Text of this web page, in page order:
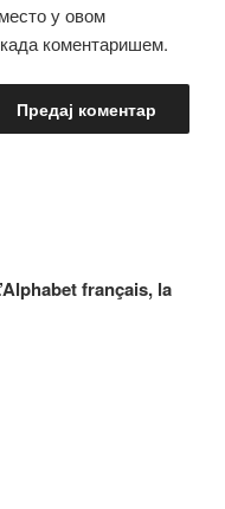
у овом
коментаришем.
français, la